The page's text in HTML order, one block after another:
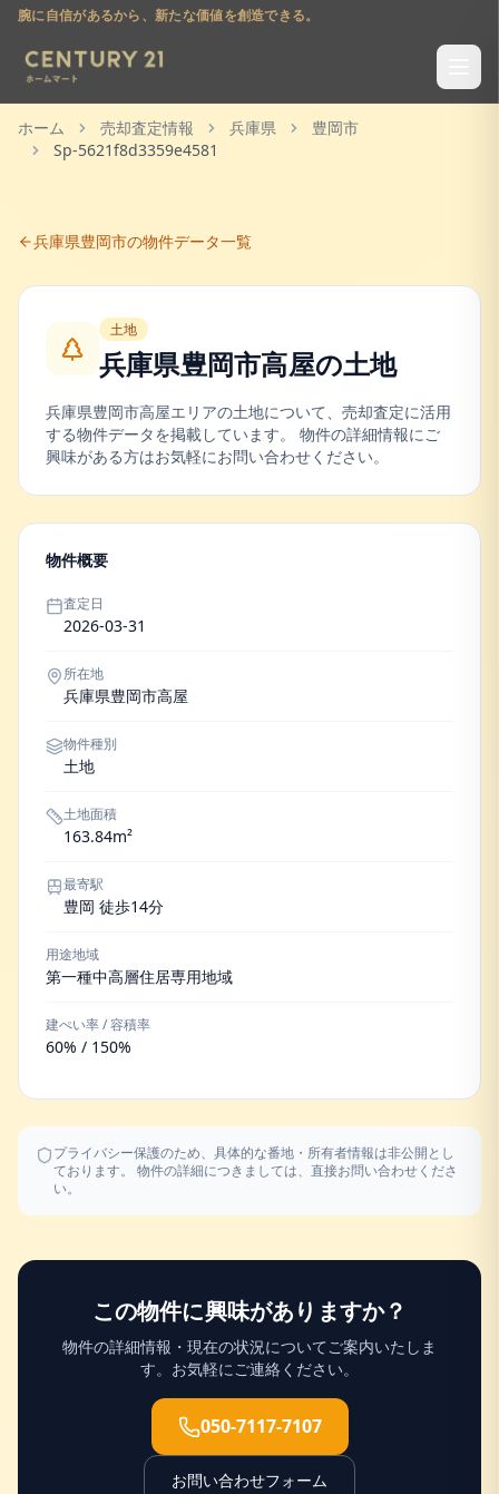
腕に自信があるから、新たな価値を創造できる。
ホーム 売却査定情報 兵庫県
豊岡市
Sp-5621f8d3359e4581
兵庫県豊岡市の物件データ一覧
土地
兵庫県豊岡市高屋の土地
兵庫県豊岡市高屋エリアの土地について、売却査定に活用
する物件データを掲載しています。 物件の詳細情報にご
興味がある方はお気軽にお問い合わせください。
物件概要
査定日
2026-03-31
所在地
兵庫県豊岡市高屋
物件種別
土地
土地面積
163.84m²
最寄駅
豊岡 徒歩14分
用途地域
第一種中高層住居専用地域
建ぺい率 / 容積率
60% / 150%
プライバシー保護のため、具体的な番地・所有者情報は非公開とし
ております。 物件の詳細につきましては、直接お問い合わせくださ
い。
この物件に興味がありますか？
物件の詳細情報・現在の状況についてご案内いたしま
す。お気軽にご連絡ください。
050-7117-7107
お問い合わせフォーム